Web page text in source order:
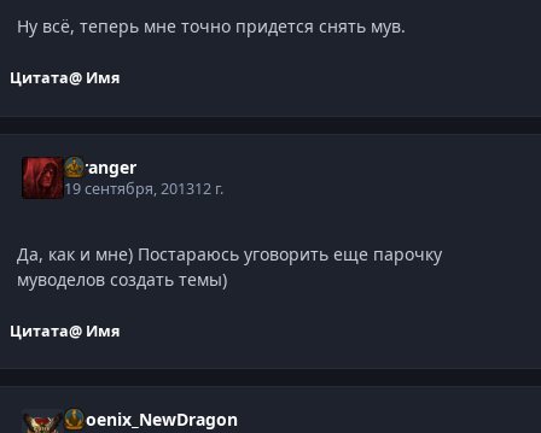
Ну всё, теперь мне точно придется снять мув.
Цитата@ Имя
Stranger
19 сентября, 201312 г.
Да, как и мне) Постараюсь уговорить еще парочку
муводелов создать темы)
Цитата@ Имя
Phoenix_NewDragon